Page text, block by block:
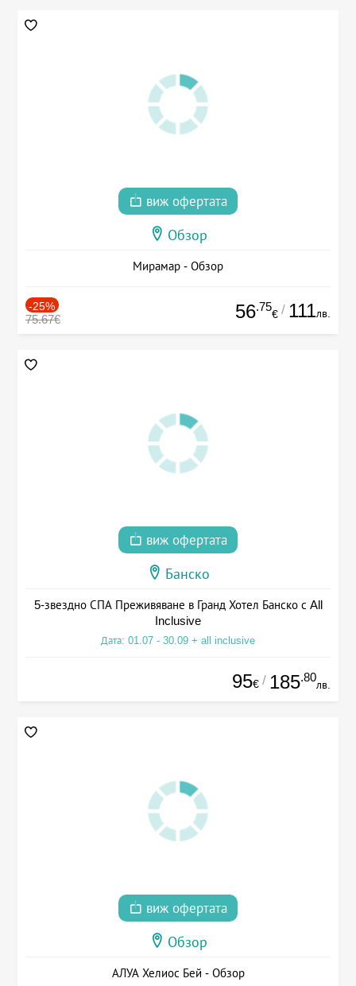
виж офертата
Обзор
Мирамар - Обзор
-25%
75.67€ 56.75
€ / 111лв.
виж офертата
Банско
5-звездно СПА Преживяване в Гранд Хотел Банско с All
Inclusive
Дата: 01.07 - 30.09 + all inclusive
95€ / 185.80
лв.
виж офертата
Обзор
АЛУА Хелиос Бей - Обзор